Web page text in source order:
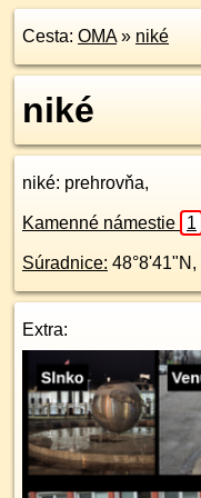
Cesta: OMA» niké
niké
niké: prehrovňa,
Kamenné námestie 1
Súradnice: 48°8'41"N ,
Extra: